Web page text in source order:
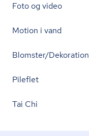
Foto og video
Motion i vand
Blomster/Dekoration
Pileflet
Tai Chi